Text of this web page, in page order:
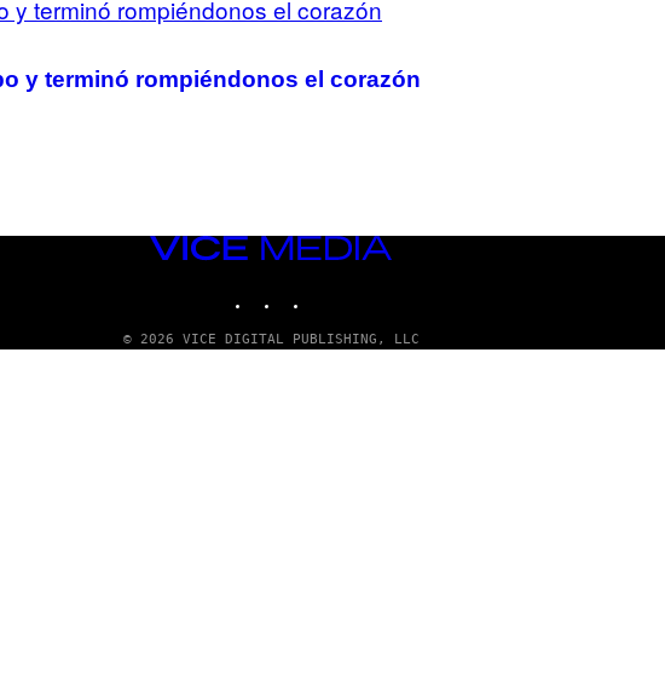
y terminó rompiéndonos el corazón
VICE
© 2026 VICE DIGITAL PUBLISHING, LLC